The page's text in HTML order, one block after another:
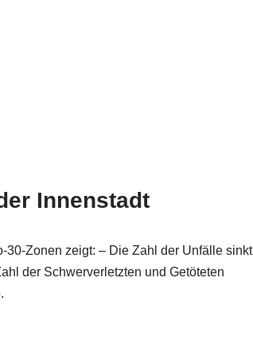
Innenstadt
30-Zonen zeigt: – Die Zahl der Unfälle sinkt
der Schwerverletzten und Getöteten